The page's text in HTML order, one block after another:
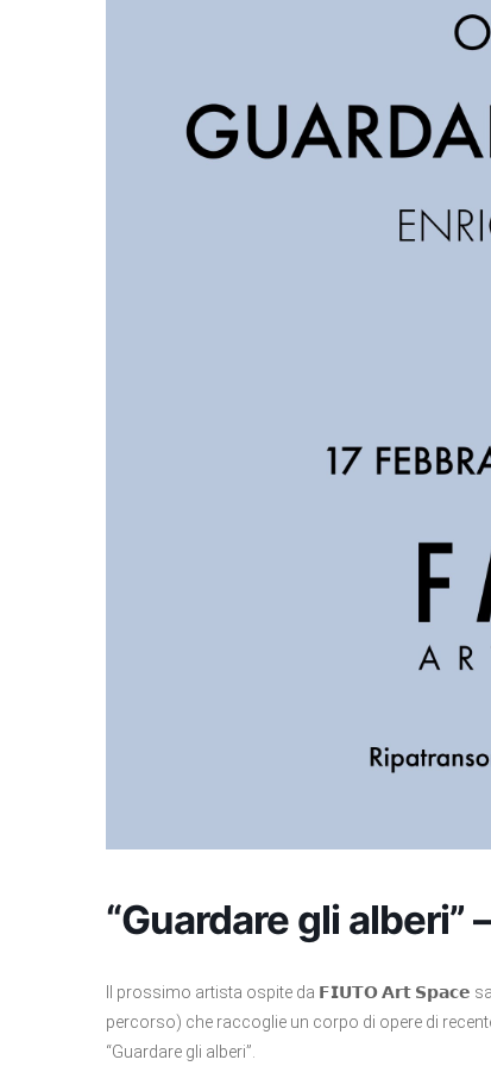
“Guardare gli alberi”
Il prossimo artista ospite da 𝗙𝗜𝗨𝗧𝗢 𝗔𝗿𝘁 𝗦𝗽𝗮𝗰𝗲
percorso) che raccoglie un corpo di opere di
“Guardare gli alberi”.